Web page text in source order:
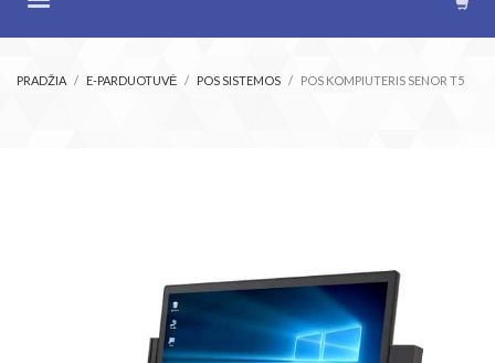
PRADŽIA E-PARDUOTUVĖ POS SISTEMOS POS KOMPIUTERIS SENOR T5